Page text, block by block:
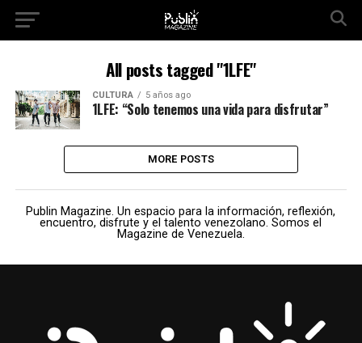
All posts tagged "1LFE"
CULTURA 5 años ago
1LFE: “Solo tenemos una vida para disfrutar”
MORE POSTS
Publin Magazine. Un espacio para la información, reflexión,
encuentro, disfrute y el talento venezolano. Somos el
Magazine de Venezuela.